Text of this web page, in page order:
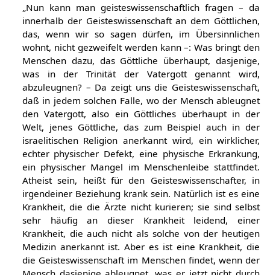
„Nun kann man geisteswissenschaftlich fragen – da
innerhalb der Geisteswissenschaft an dem Göttlichen,
das, wenn wir so sagen dürfen, im Übersinnlichen
wohnt, nicht gezweifelt werden kann –: Was bringt den
Menschen dazu, das Göttliche überhaupt, dasjenige,
was in der Trinität der Vatergott genannt wird,
abzuleugnen? – Da zeigt uns die Geisteswissenschaft,
daß in jedem solchen Falle, wo der Mensch ableugnet
den Vatergott, also ein Göttliches überhaupt in der
Welt, jenes Göttliche, das zum Beispiel auch in der
israelitischen Religion anerkannt wird, ein wirklicher,
echter physischer Defekt, eine physische Erkrankung,
ein physischer Mangel im Menschenleibe stattfindet.
Atheist sein, heißt für den Geisteswissenschafter, in
irgendeiner Beziehung krank sein. Natürlich ist es eine
Krankheit, die die Ärzte nicht kurieren; sie sind selbst
sehr häufig an dieser Krankheit leidend, einer
Krankheit, die auch nicht als solche von der heutigen
Medizin anerkannt ist. Aber es ist eine Krankheit, die
die Geisteswissenschaft im Menschen findet, wenn der